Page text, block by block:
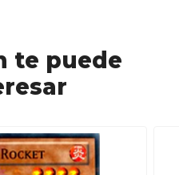
te puede